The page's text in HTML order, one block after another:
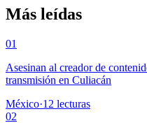
Más leídas
01
Asesinan al creador de
transmisión en Culiacán
México·12 lecturas
02